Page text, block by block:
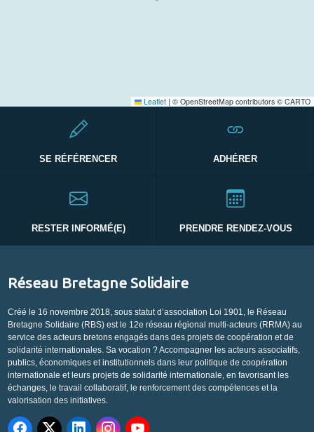
Leaflet | © OpenStreetMap contributors © CARTO
SE RÉFÉRENCER ADHÉRER
RESTER INFORMÉ(E) PRENDRE RENDEZ-VOUS
Réseau Bretagne Solidaire
Créé le 16 novembre 2018, sous statut d’association Loi 1901, le Réseau
Bretagne Solidaire (RBS) est le 12e réseau régional multi-acteurs (RRMA) au
service des acteurs bretons engagés dans des projets de coopération et de
solidarité internationales. Sa vocation ? Accompagner les acteurs associatifs,
publics, économiques et institutionnels dans leur politique de coopération
internationale et leurs projets de solidarité internationale, en favorisant les
échanges, le travail collaboratif, le renforcement des compétences et la
valorisation des initiatives.